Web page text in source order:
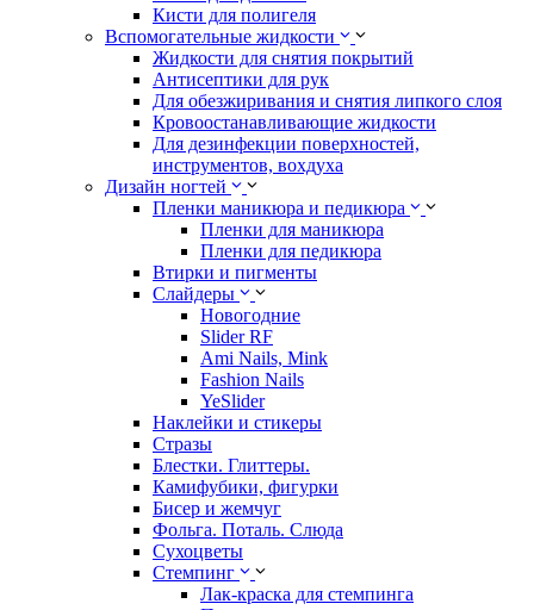
Кисти для полигеля
Вспомогательные жидкости
Жидкости для снятия покрытий
Антисептики для рук
Для обезжиривания и снятия липкого слоя
Кровоостанавливающие жидкости
Для дезинфекции поверхностей,
инструментов, вохдуха
Дизайн ногтей
Пленки маникюра и педикюра
Пленки для маникюра
Пленки для педикюра
Втирки и пигменты
Слайдеры
Новогодние
Slider RF
Ami Nails, Mink
Fashion Nails
YeSlider
Наклейки и стикеры
Стразы
Блестки. Глиттеры.
Камифубики, фигурки
Бисер и жемчуг
Фольга. Поталь. Слюда
Сухоцветы
Стемпинг
Лак-краска для стемпинга